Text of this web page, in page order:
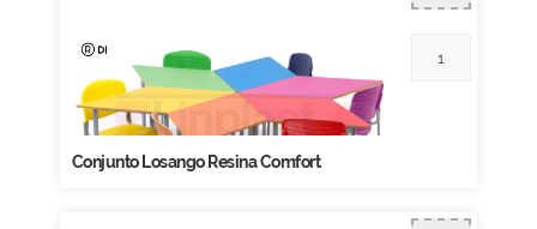
Conjunto Losango Resina Comfort